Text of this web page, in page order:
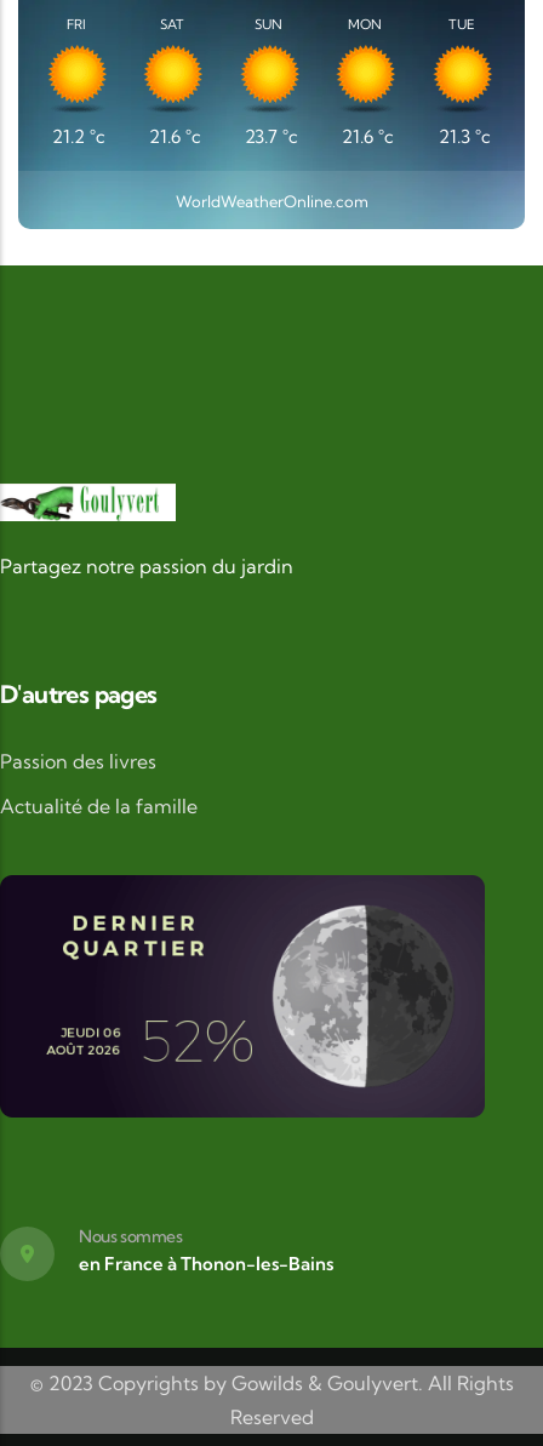
FRI
21.2 °c
SAT
21.6°c
SUN
23.7°c
MON
21.6°c
TUE
21.3°c
WorldWeatherOnline.com
Partagez notre passion du jardin
D'autres pages
Passion des livres
Actualité de la famille
Nous sommes
en France à Thonon-les-Bains
© 2023 Copyrights by Gowilds & Goulyvert. All Rights
Reserved